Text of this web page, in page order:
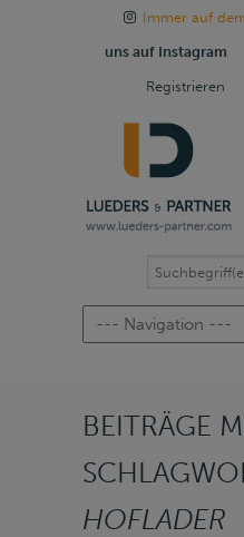
Immer auf
uns auf Instagram
Registrieren
Navigation
BEITRÄGE
HOFLADER